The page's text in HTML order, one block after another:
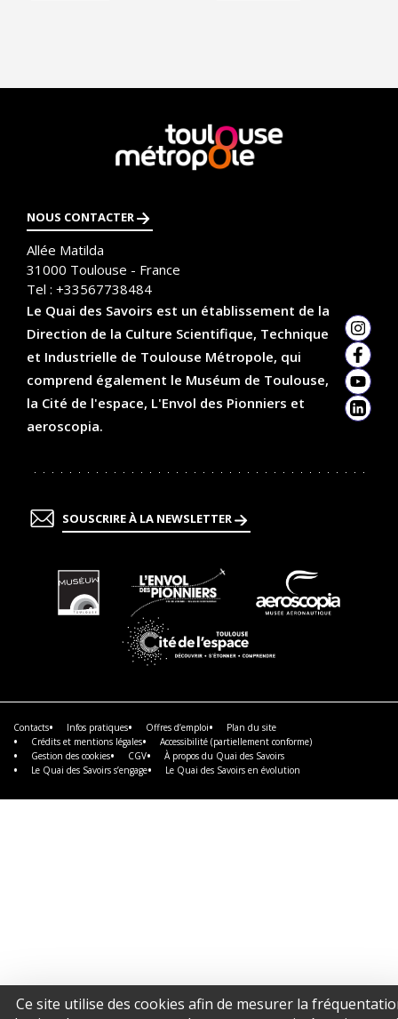
Ce site utilise des cookies afin de mesurer la
En
savoir
plus
NOUS CONTACTER
Allée Matilda
31000 Toulouse - France
Tel : +33567738484
Le Quai des Savoirs est un établissement de la
Direction de la Culture Scientifique, Technique
et Industrielle de Toulouse Métropole, qui
comprend également le Muséum de Toulouse,
la Cité de l'espace, L'Envol des Pionniers et
aeroscopia.
SOUSCRIRE À LA NEWSLETTER
En
savoir
plus
Contacts Infos pratiques Offres d’emploi
Plan du site
Crédits et mentions légales
Accessibilité (partiellement conforme)
Gestion des cookies
CGV
À propos du Quai des Savoirs
Le Quai des Savoirs s’engage
Le Quai des Savoirs en évolution